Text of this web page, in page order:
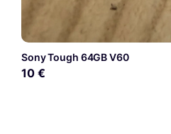
Sony Tough 64GB V60
10 €